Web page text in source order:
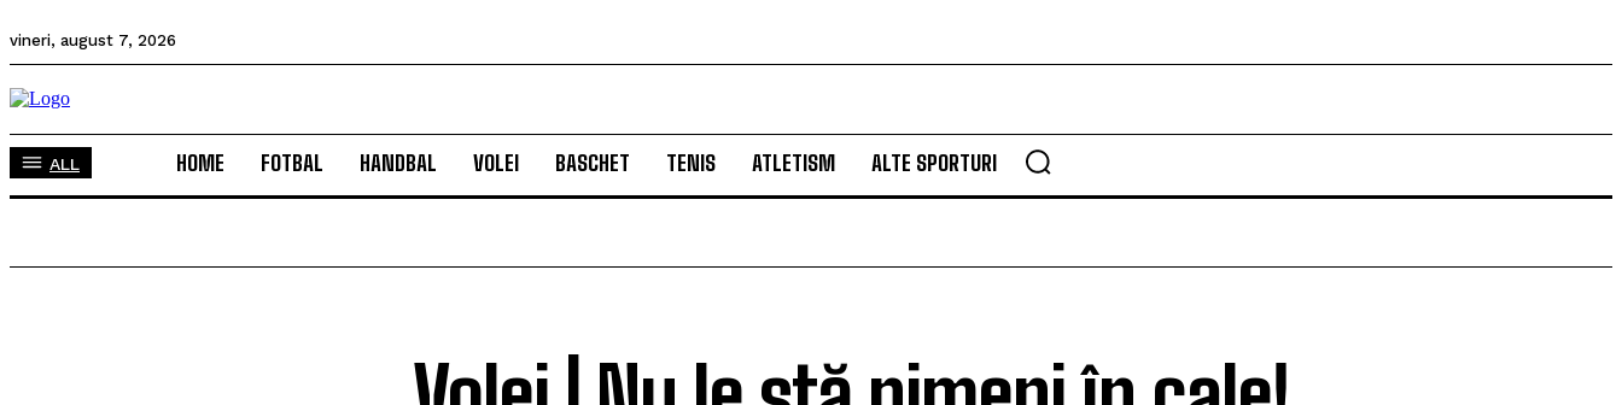
vineri, august 7, 2026
ALL HOME FOTBAL HANDBAL VOLEI BASCHET TENIS ATLETISM ALTE SPORTURI